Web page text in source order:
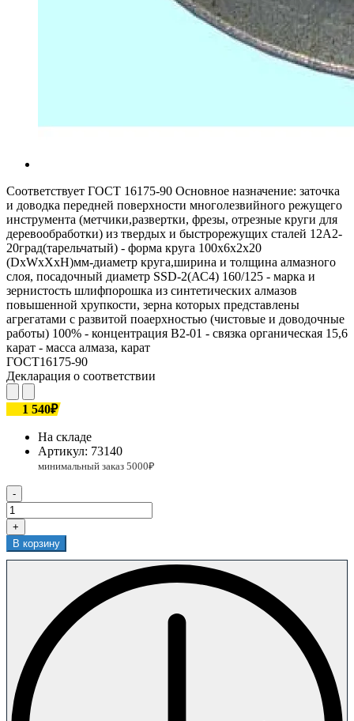
Соответствует ГОСТ 16175-90 Основное назначение: заточка
и доводка передней поверхности многолезвийного режущего
инструмента (метчики,развертки, фрезы, отрезные круги для
деревообработки) из твердых и быстрорежущих сталей 12А2-
20град(тарельчатый) - форма круга 100x6x2x20
(DxWxXxH)мм-диаметр круга,ширина и толщина алмазного
слоя, посадочный диаметр SSD-2(АС4) 160/125 - марка и
зернистость шлифпорошка из синтетических алмазов
повышенной хрупкости, зерна которых представлены
агрегатами с развитой поаерхностью (чистовые и доводочные
работы) 100% - концентрация В2-01 - связка органическая 15,6
карат - масса алмаза, карат
ГОСТ16175-90
Декларация о соответствии
1 540₽
На складе
Артикул: 73140
-
+
В корзину